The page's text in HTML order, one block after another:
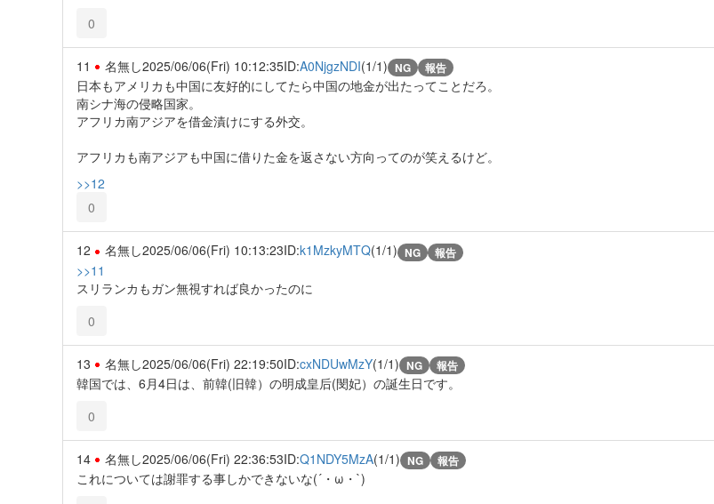
0
11 名無し2025/06/06(Fri) 10:12:35ID:A0NjgzNDI(1/1) NG 報告
日本もアメリカも中国に友好的にしてたら中国の地金が出たってことだろ。
南シナ海の侵略国家。
アフリカ南アジアを借金漬けにする外交。
アフリカも南アジアも中国に借りた金を返さない方向ってのが笑えるけど。
>>12
0
12 名無し2025/06/06(Fri) 10:13:23ID:k1MzkyMTQ(1/1) NG 報告
>>11
スリランカもガン無視すれば良かったのに
0
13 名無し2025/06/06(Fri) 22:19:50ID:cxNDUwMzY(1/1) NG 報告
韓国では、6月4日は、前韓(旧韓）の明成皇后(閔妃）の誕生日です。
0
14 名無し2025/06/06(Fri) 22:36:53ID:Q1NDY5MzA(1/1) NG 報告
これについては謝罪する事しかできないな(´・ω・`)